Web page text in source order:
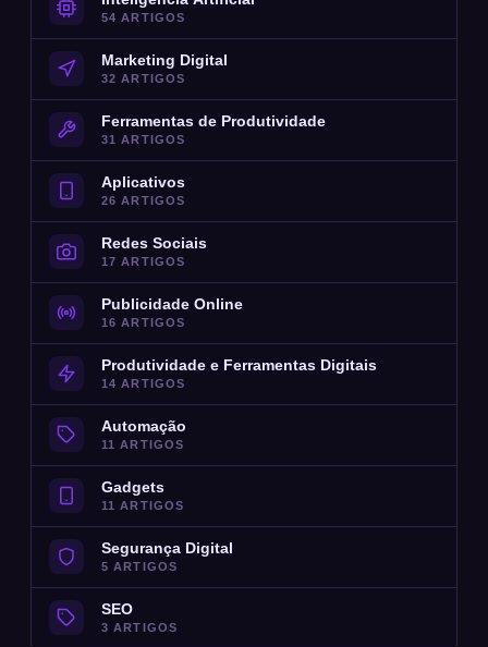
54 ARTIGOS
Marketing Digital
32 ARTIGOS
Ferramentas de Produtividade
31 ARTIGOS
Aplicativos
26 ARTIGOS
Redes Sociais
17 ARTIGOS
Publicidade Online
16 ARTIGOS
Produtividade e Ferramentas Digitais
14 ARTIGOS
Automação
11 ARTIGOS
Gadgets
11 ARTIGOS
Segurança Digital
5 ARTIGOS
SEO
3 ARTIGOS